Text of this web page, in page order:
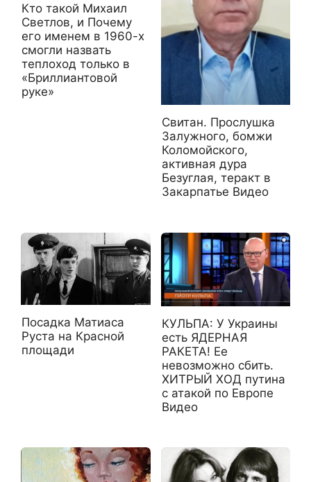
Кто такой Михаил
Светлов, и Почему
его именем в 1960-х
cмогли назвать
теплоход только в
«Бриллиантовой
руке»
Свитан. Прослушка
Залужного, бомжи
Коломойского,
активная дура
Безуглая, теракт в
Закарпатье Видео
Посадка Матиаса
Руста на Красной
площади
КУЛЬПА: У Украины
есть ЯДЕРНАЯ
РАКЕТА! Ее
невозможно сбить.
ХИТРЫЙ ХОД путина
с атакой по Европе
Видео